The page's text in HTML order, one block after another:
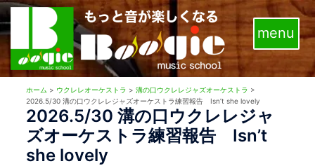
コ
ン
テ
ツ
ホーム > ウクレレオーケストラ >溝の口ウクレレジャズオーケストラ >
2026.5/30 溝の口ウクレレジャズオーケストラ練習報告 Isn’t she lovely
2026.5/30 溝の口ウクレレジャ
ズオーケストラ練習報告 Isn’t
she lovely